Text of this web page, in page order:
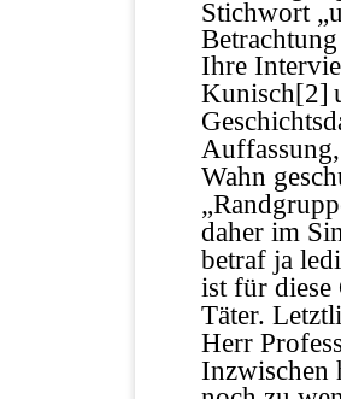
Stichwort
Ihre
Kunisch[2]
Wahn
daher im
betraf ja
ist für diese
Täter.
Herr
Inzwischen